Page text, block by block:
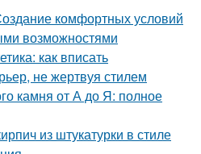
комфортных условий
возможностями
как вписать
не жертвуя стилем
камня от А до Я: полное
из штукатурки в стиле